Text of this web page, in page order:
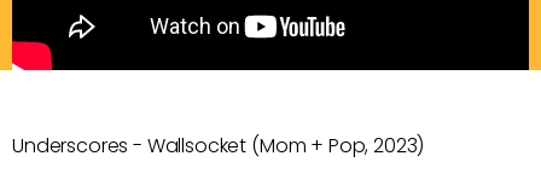
Underscores - Wallsocket (Mom + Pop, 2023)